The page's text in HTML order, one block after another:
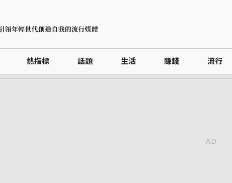
熱指標 話題 生活 賺錢 流行